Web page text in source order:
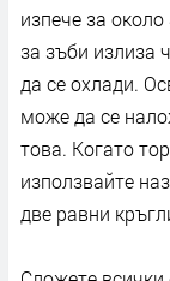
изпече за
за зъби излиза
да се охлади.
може да се
това. Когато
използвайте
две равни